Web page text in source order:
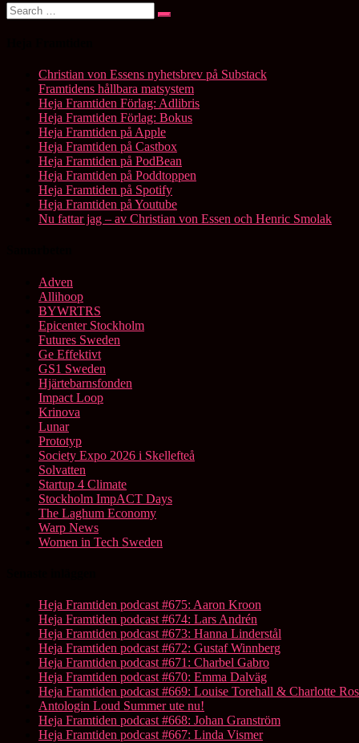
Search
for:
Search
Christian von Essens nyhetsbrev på Substack
Framtidens hållbara matsystem
Heja Framtiden Förlag: Adlibris
Heja Framtiden Förlag: Bokus
Heja Framtiden på Apple
Heja Framtiden på Castbox
Heja Framtiden på PodBean
Heja Framtiden på Poddtoppen
Heja Framtiden på Spotify
Heja Framtiden på Youtube
Nu fattar jag – av Christian von Essen och Henric Smolak
Adven
Allihoop
BYWRTRS
Epicenter Stockholm
Futures Sweden
Ge Effektivt
GS1 Sweden
Hjärtebarnsfonden
Impact Loop
Krinova
Lunar
Prototyp
Society Expo 2026 i Skellefteå
Solvatten
Startup 4 Climate
Stockholm ImpACT Days
The Laghum Economy
Warp News
Women in Tech Sweden
Heja Framtiden podcast #675: Aaron Kroon
Heja Framtiden podcast #674: Lars Andrén
Heja Framtiden podcast #673: Hanna Linderstål
Heja Framtiden podcast #672: Gustaf Winnberg
Heja Framtiden podcast #671: Charbel Gabro
Heja Framtiden podcast #670: Emma Dalväg
Heja Framtiden podcast #669: Louise Torehall & Charlotte
Antologin Loud Summer ute nu!
Heja Framtiden podcast #668: Johan Granström
Heja Framtiden podcast #667: Linda Vismer